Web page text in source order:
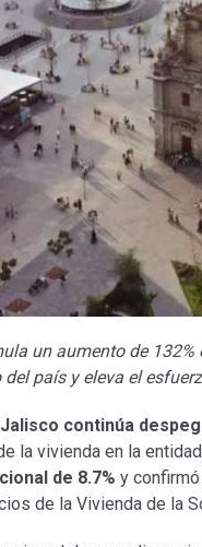
un aumento de
país y eleva el
continúa
la vivienda en la
de 8.7% y
de la Vivienda de la